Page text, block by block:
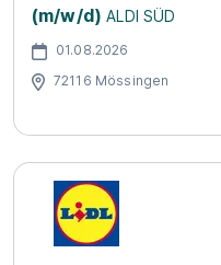
(m/w/d) ALDI SÜD
01.08.2026
72116 Mössingen